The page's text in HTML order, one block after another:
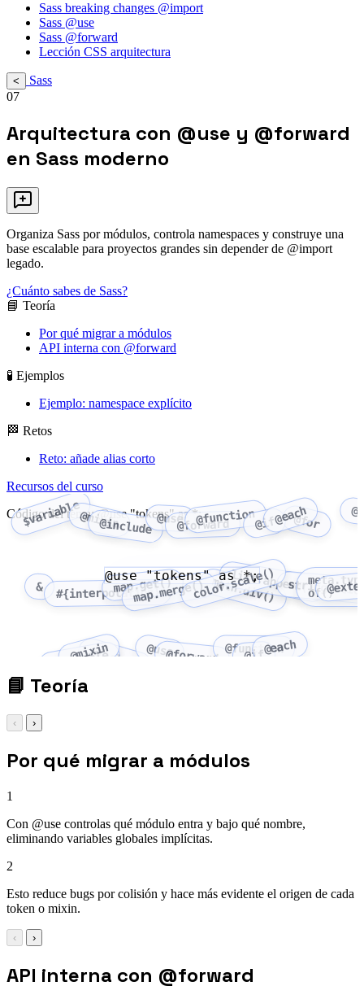
Sass breaking changes @import
Sass @use
Sass @forward
Lección CSS arquitectura
<
Sass
07
Arquitectura con @use y @forward
en Sass moderno
Organiza Sass por módulos, controla namespaces y construye una
base escalable para proyectos grandes sin depender de @import
legado.
¿Cuánto sabes de Sass?
📘 Teoría
Por qué migrar a módulos
API interna con @forward
🧪 Ejemplos
Ejemplo: namespace explícito
🏁 Retos
Reto: añade alias corto
Recursos del curso
Código del tema: @use "tokens" as *;
$variable@mixin@include @use@forward
@function@if@each@for
& #{interpolation}
map.get()
map.merge()color.scale()
math.div()
list.append()of()
$variable
@mixin@include @use@forward @function
@if@each
@use "tokens" as *;
📘 Teoría
‹ ›
Por qué migrar a módulos
1
Con @use controlas qué módulo entra y bajo qué nombre,
eliminando variables globales implícitas.
2
Esto reduce bugs por colisión y hace más evidente el origen de cada
token o mixin.
‹ ›
API interna con @forward